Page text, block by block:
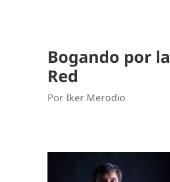
Bogando por la
Red
Por Iker Merodio